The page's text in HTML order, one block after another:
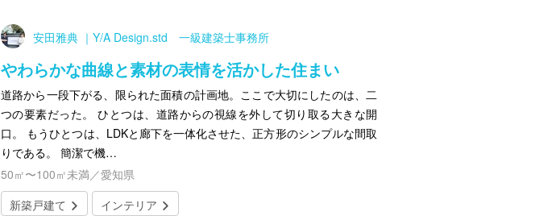
安田雅典 ｜Y/A Design.std 一級建築士事務所
やわらかな曲線と素材の表情を活かした住まい
道路から一段下がる、限られた面積の計画地。ここで大切にしたのは、二
つの要素だった。 ひとつは、道路からの視線を外して切り取る大きな開
口。 もうひとつは、LDKと廊下を一体化させた、正方形のシンプルな間取
りである。 簡潔で機…
50㎡〜100㎡未満／愛知県
新築戸建て
インテリア